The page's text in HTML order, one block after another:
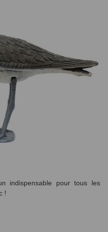
indispensable pour tous les
!